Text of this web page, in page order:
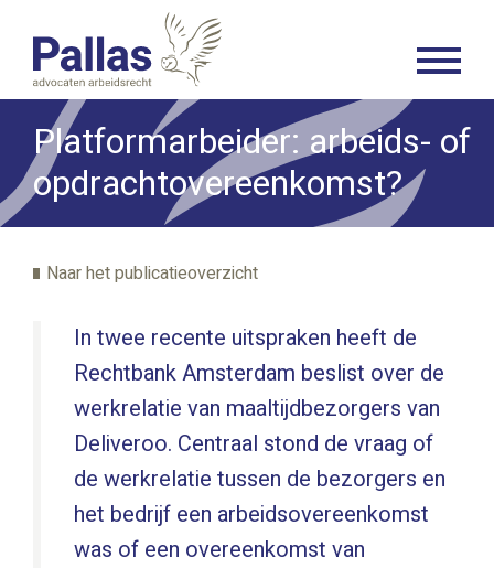
Platformarbeider: arbeids- of
opdrachtovereenkomst?
Naar het publicatieoverzicht
In twee recente uitspraken heeft de
Rechtbank Amsterdam beslist over de
werkrelatie van maaltijdbezorgers van
Deliveroo. Centraal stond de vraag of
de werkrelatie tussen de bezorgers en
het bedrijf een arbeidsovereenkomst
was of een overeenkomst van